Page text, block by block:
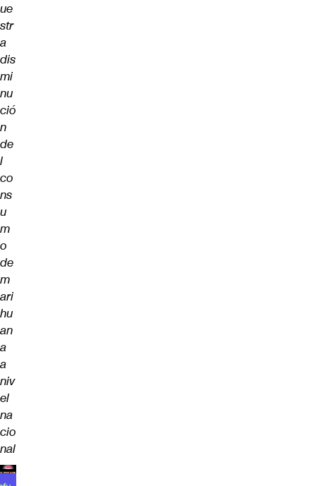
ue
str
a
dis
mi
nu
ció
n
de
l
co
ns
u
m
o
de
m
ari
hu
an
a
a
niv
el
na
cio
nal